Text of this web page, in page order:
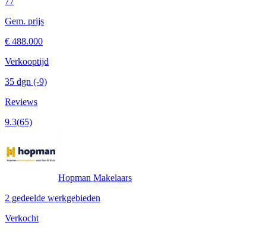
Gem. prijs
€ 488.000
Verkooptijd
35 dgn (-9)
Reviews
9.3(65)
Hopman Makelaars
2 gedeelde werkgebieden
Verkocht